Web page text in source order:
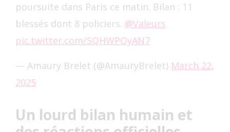
poursuite dans Paris ce matin. Bilan : 11
blessés dont 8 policiers. @Valeurs
pic.twitter.com/SQHWPQyAN7
— Amaury Brelet (@AmauryBrelet) March 22,
2025
Un lourd bilan humain et